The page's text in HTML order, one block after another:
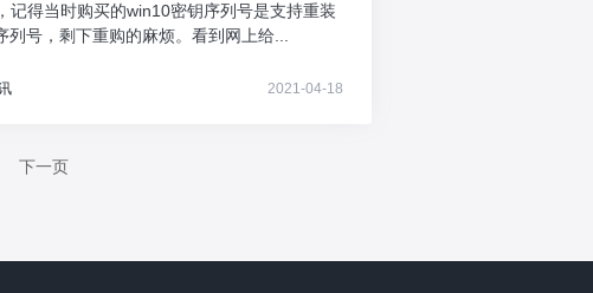
记得当时购买的win10密钥序列号是支持重装
列号，剩下重购的麻烦。看到网上给...
2021-04-18
下一页